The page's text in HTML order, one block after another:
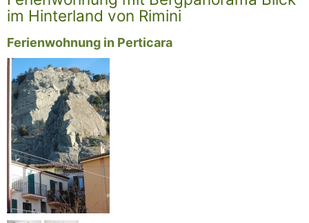
im Hinterland von Rimini
Ferienwohnung in Perticara